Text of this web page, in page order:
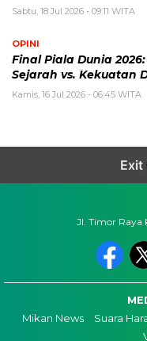
Sabtu, 18 Jul 2026 - 09:11 WITA
OPINI
Final Piala Dunia
Sejarah vs. Kekuatan
Kamis, 16 Jul 2026 - 06:45 WITA
Exit
Jl. Timor Raya
Mikan News
Suara